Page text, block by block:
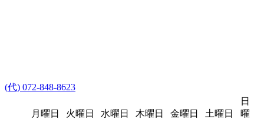
(代) 072-848-8623
月曜日 火曜日 水曜日 木曜日 金曜日 土曜日
日
曜